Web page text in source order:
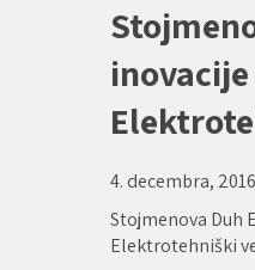
4. decembra, 2016
Stojmenova Duh
Elektrotehniški